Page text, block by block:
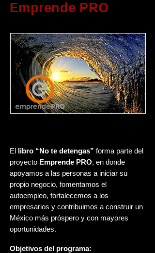
El libro “No te detengas” forma parte del
proyecto Emprende PRO, en donde
apoyamos a las personas a iniciar su
propio negocio, fomentamos el
autoempleo, fortalecemos a los
empresarios y contribuimos a construir un
México más próspero y con mayores
oportunidades.
Objetivos del programa:
Emprende PRO